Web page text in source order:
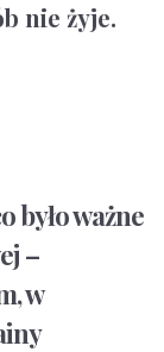
nie żyje.
było ważne
–
w